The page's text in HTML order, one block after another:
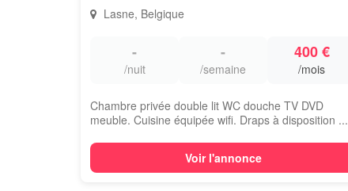
Lasne, Belgique
-
/nuit
-
/semaine
400 €
/mois
Chambre privée double lit WC douche TV DVD
meuble. Cuisine équipée wifi. Draps à disposition ...
Voir l'annonce